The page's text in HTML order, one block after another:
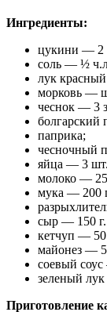
Ингредиенты:
цукини — 2
соль — ½
лук
морковь —
чеснок — 3
паприка;
чесночный
яйца — 3
молоко —
мука — 200
сыр — 150 г.
кетчуп — 50
майонез —
соевый
зеленый
Приготовление